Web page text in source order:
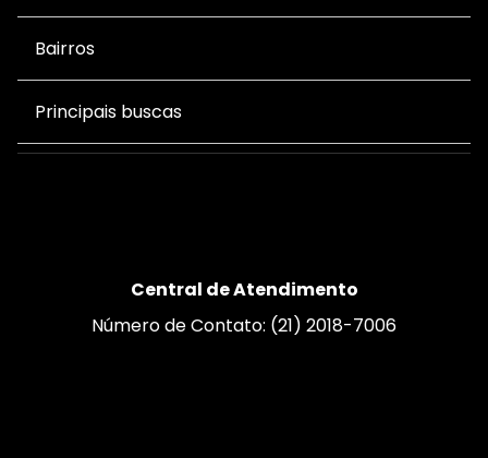
Bairros
Principais buscas
Central de Atendimento
Número de Contato: (21) 2018-7006